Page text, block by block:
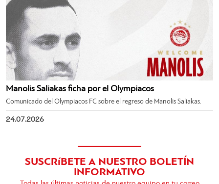
Manolis Saliakas ficha por el Olympiacos
Comunicado del Olympiacos FC sobre el regreso de Manolis Saliakas.
24.07.2026
SUSCRíBETE A NUESTRO BOLETÍN
INFORMATIVO